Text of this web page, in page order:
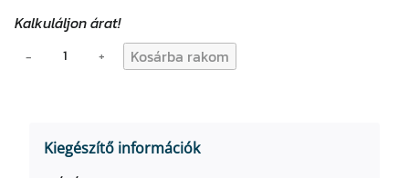
Kalkuláljon árat!
− + Kosárba rakom
Kiegészítő információk